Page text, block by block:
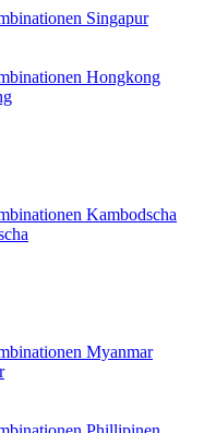
Singapur
Hongkong
Kambodscha
Myanmar